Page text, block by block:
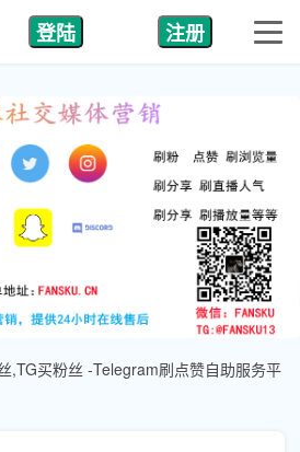
登陆 注册
,TG买粉丝 -Telegram刷点赞自助服务平